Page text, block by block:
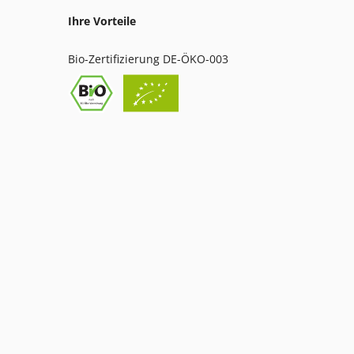
Ihre Vorteile
Bio-Zertifizierung DE-ÖKO-003